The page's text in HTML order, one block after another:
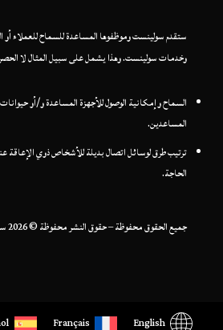
ستقدم سولينست وموظفوها المساعدة للسماح للعملاء أو
وخدمات سولينست. وهذا يشمل على سبيل المثال لا
السماح وإمكانية الوصول للأجهزة المساعدة و/أو
المساعدين.
ترتيب طرق لوسائل اتصال بديلة للأشخاص ذوي الإعاقة
الحاجة.
جميع الحقوق محفوظة – حقوق النشر محفوظة © 2026 سولينست كندا المحدودة.
English
Français